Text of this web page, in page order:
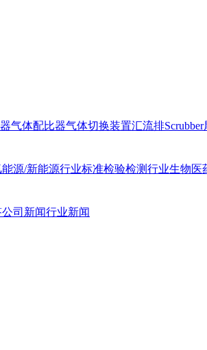
气体配比器气体切换装置汇流排
能源/新能源行业标准检验检测行业生物医
公司新闻行业新闻